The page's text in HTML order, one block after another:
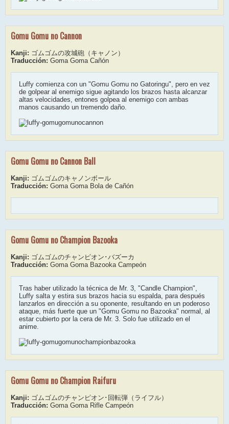
Gomu Gomu no Cannon
Kanji: ゴムゴムの攻城砲（キャノン）
Traducción: Goma Goma Cañón
Luffy comienza con un "Gomu Gomu no Gatoringu", pero en vez
de golpear al enemigo sigue agitando los brazos hasta alcanzar
altas velocidades, entones golpea al enemigo con ambas
manos causando un tremendo daño.
Gomu Gomu no Cannon Ball
Kanji: ゴムゴムのキャノンボール
Traducción: Goma Goma Bola de Cañón
Gomu Gomu no Champion Bazooka
Kanji: ゴムゴムのチャンピオン･バズーカ
Traducción: Goma Goma Bazooka Campeón
Tras haber utilizado la técnica de Mr. 3, "Candle Champion",
Luffy salta y estira sus brazos hacia su espalda, para después
lanzarlos en dirección a su oponente, resultando en un poderoso
ataque, más fuerte que un "Gomu Gomu no Bazooka" normal, al
estar cubierto por la cera de Mr. 3. Solo fue utilizado en el
anime.
Gomu Gomu no Champion Raifuru
Kanji: ゴムゴムのチャンピオン･回転弾（ライフル）
Traducción: Goma Goma Rifle Campeón